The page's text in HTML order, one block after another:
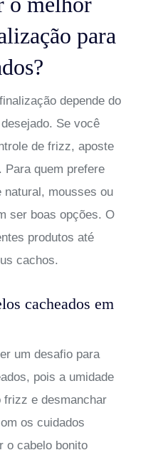
para
depende do
Se você
de frizz, aposte
quem prefere
natural, mousses ou
ser boas opções. O
produtos até
cachos.
cacheados em
um desafio para
pois a umidade
frizz e desmanchar
os cuidados
o cabelo bonito